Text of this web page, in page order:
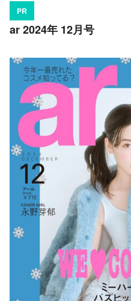
PR
ar 2024年 12月号